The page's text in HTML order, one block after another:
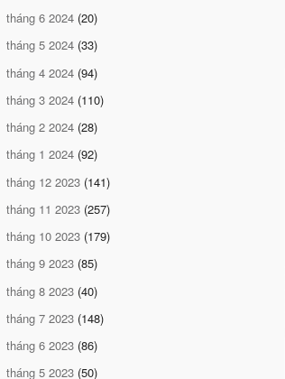
tháng 6 2024 (20)
tháng 5 2024 (33)
tháng 4 2024 (94)
tháng 3 2024 (110)
tháng 2 2024 (28)
tháng 1 2024 (92)
tháng 12 2023 (141)
tháng 11 2023 (257)
tháng 10 2023 (179)
tháng 9 2023 (85)
tháng 8 2023 (40)
tháng 7 2023 (148)
tháng 6 2023 (86)
tháng 5 2023 (50)